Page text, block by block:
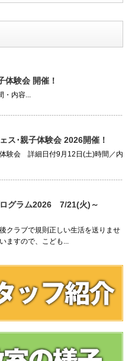
験会 開催！
内容...
ス･親子体験会 2026開催！
験会 詳細日付9月12日(土)時間／内
グラム2026 7/21(火)～
クラブで規則正しい生活を送りませ
ますので、こども...